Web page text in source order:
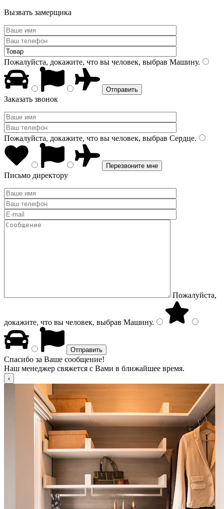
Вызвать замерщика
Пожалуйста, докажите, что вы человек, выбрав Машину.
Заказать звонок
Пожалуйста, докажите, что вы человек, выбрав Сердце.
Письмо директору
Пожалуйста,
докажите, что вы человек, выбрав Машину.
Спасибо за Ваше сообщение!
Наш менеджер свяжется с Вами в ближайшее время.